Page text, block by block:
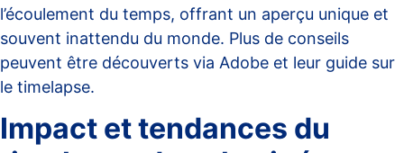
l’écoulement du temps, offrant un aperçu unique et
souvent inattendu du monde. Plus de conseils
peuvent être découverts via Adobe et leur guide sur
le timelapse.
Impact et tendances du